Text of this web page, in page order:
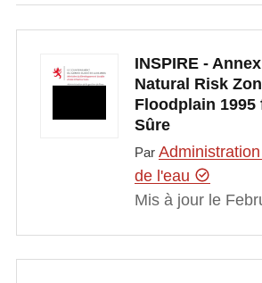
INSPIRE -
Natural Risk
Floodplain
Sûre
Par
de l'eau
Mis à jour le